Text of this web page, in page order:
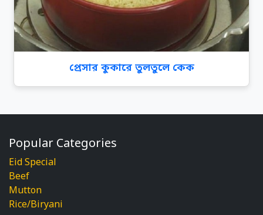
প্রেসার কুকারে তুলতুলে কেক
Popular Categories
Eid Special
Beef
Mutton
Rice/Biryani